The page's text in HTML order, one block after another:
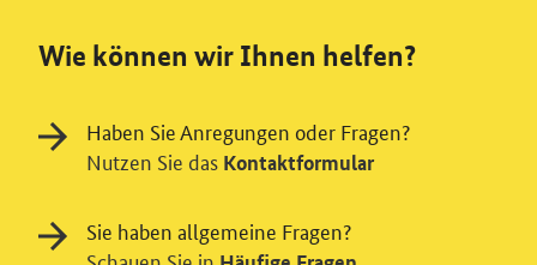
Wie können wir Ihnen helfen?
Haben Sie Anregungen oder Fragen?
Nutzen Sie das Kontaktformular
Sie haben allgemeine Fragen?